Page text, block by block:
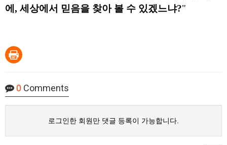
에, 세상에서 믿음을 찾아 볼 수 있겠느냐?"
0 Comments
로그인한 회원만 댓글 등록이 가능합니다.